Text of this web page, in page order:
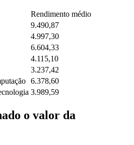
Rendimento médio
9.490,87
4.997,30
6.604,33
4.115,10
3.237,42
6.378,60
3.989,59
o valor da